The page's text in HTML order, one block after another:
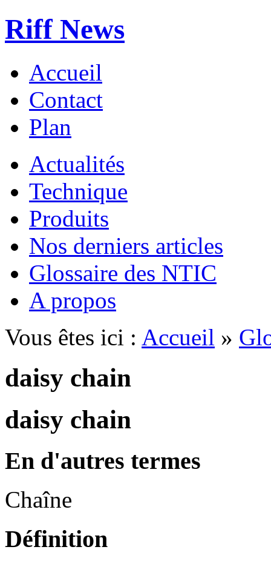
Riff News
Accueil
Contact
Plan
Actualités
Technique
Produits
Nos derniers articles
Glossaire des NTIC
A propos
Vous êtes ici : Accueil »
daisy chain
daisy chain
En d'autres termes
Chaîne
Définition